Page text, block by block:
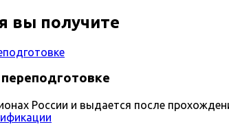
вы получите
России и выдается после